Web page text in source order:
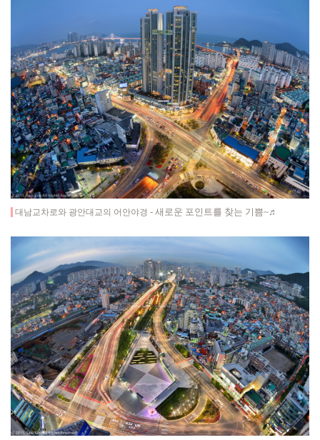
대남교차로와 광안대교의 어안야경 - 새로운 포인트를 찾는 기쁨~♬